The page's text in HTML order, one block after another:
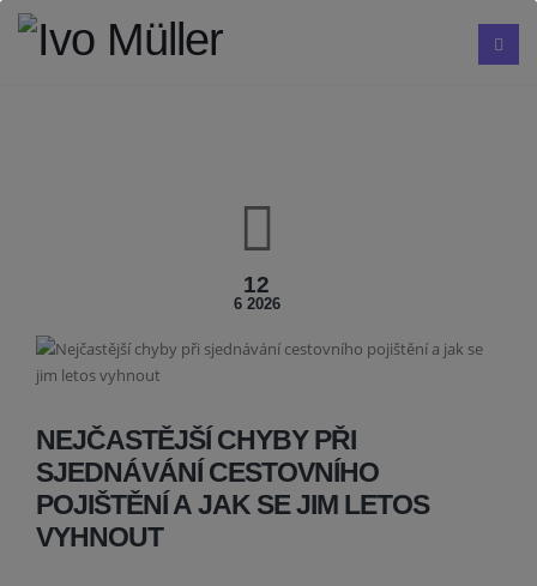
12
6 2026
NEJČASTĚJŠÍ CHYBY PŘI
SJEDNÁVÁNÍ CESTOVNÍHO
POJIŠTĚNÍ A JAK SE JIM LETOS
VYHNOUT